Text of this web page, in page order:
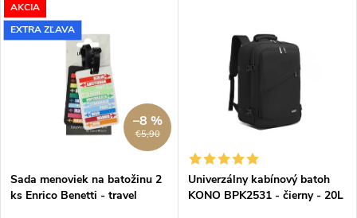
AKCIA
EXTRA ZĽAVA
€5,90
–8 %
Sada menoviek na batožinu 2
ks Enrico Benetti - travel
Univerzálny kabínový batoh
KONO BPK2531 - čierny - 20L